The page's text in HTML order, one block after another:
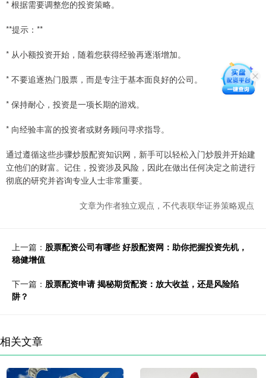
* 根据需要调整您的投资策略。
**提示：**
* 从小额投资开始，随着您获得经验再逐渐增加。
* 不要追逐热门股票，而是专注于基本面良好的公司。
* 保持耐心，投资是一项长期的游戏。
* 向经验丰富的投资者或财务顾问寻求指导。
通过遵循这些步骤炒股配资知识网，新手可以轻松入门炒股并开始建
立他们的财富。记住，投资涉及风险，因此在做出任何决定之前进行
彻底的研究并咨询专业人士非常重要。
文章为作者独立观点，不代表联华证券策略观点
上一篇： 股票配资公司有哪些 好股配资网：助你把握投资先机，
稳健增值
下一篇： 股票配资申请 揭秘期货配资：放大收益，还是风险陷
阱？
相关文章